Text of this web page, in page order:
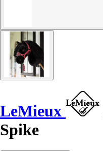
LeMieux
Spike